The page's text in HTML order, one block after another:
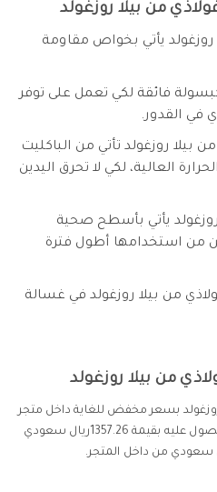
من بيلا روزغولد
يأتي بخواص مقاومة
فائقة لكي تعمل على توفر
في القدور.
روزغولد تأتي من الباكليت
العالية، لكي لا تحرق اليدين
يأتي بأسطح صحية
من استخدامها أطول فترة
من بيلا روزغولد في غسالة
من بيلا روزغولد
بسعر مخفض للغاية داخل متجر
ترينديول السعودية، ويمكنك الحصول عليه بقيمة 1357.26ريال سعودي